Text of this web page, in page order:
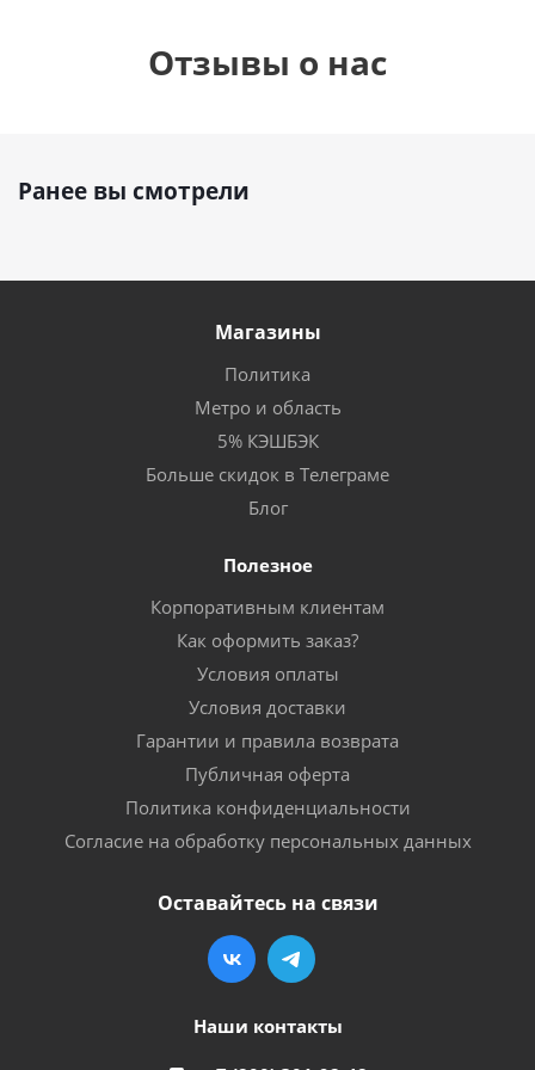
Отзывы о нас
Ранее вы смотрели
Магазины
Политика
Метро и область
5% КЭШБЭК
Больше скидок в Телеграме
Блог
Полезное
Корпоративным клиентам
Как оформить заказ?
Условия оплаты
Условия доставки
Гарантии и правила возврата
Публичная оферта
Политика конфиденциальности
Согласие на обработку персональных данных
Оставайтесь на связи
Наши контакты